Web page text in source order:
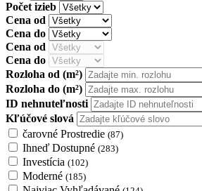
Počet izieb
Cena od
Cena do
Cena od
Cena do
Rozloha od (m²)
Rozloha do (m²)
ID nehnuteľnosti
Kľúčové slová
čarovné Prostredie (87)
Ihneď Dostupné (283)
Investícia (102)
Moderné (185)